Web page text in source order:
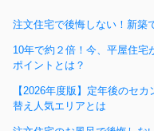
注文住宅で後悔しない！新築
10年で約２倍！今、平屋住
ポイントとは？
【2026年度版】定年後のセ
替え人気エリアとは